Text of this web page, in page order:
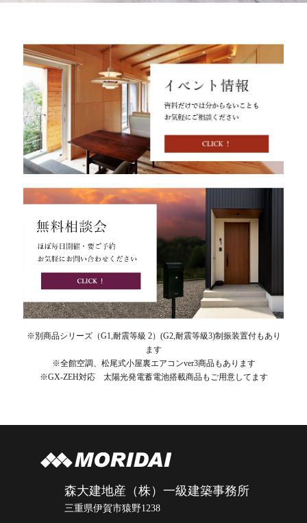
※別商品シリーズ（G1,耐震等級 2）(G2,耐震等級3)制振装置付もあり
ます
※全館空調、松尾式小屋裏エアコンver3商品もあります
※GX-ZEH対応 太陽光発電蓄電池搭載商品もご用意してます
森大建地産（株）一級建築事務所
三重県伊賀市猿野1238